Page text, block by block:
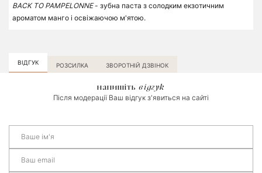
BACK TO PAMPELONNE- зубна паста з солодким екзотичним
ароматом манго і освіжаючою м'ятою.
ВІДГУК РОЗСИЛКА ЗВОРОТНІЙ ДЗВІНОК
напишіть відгук
Після модерації Ваш відгук з'явиться на сайті